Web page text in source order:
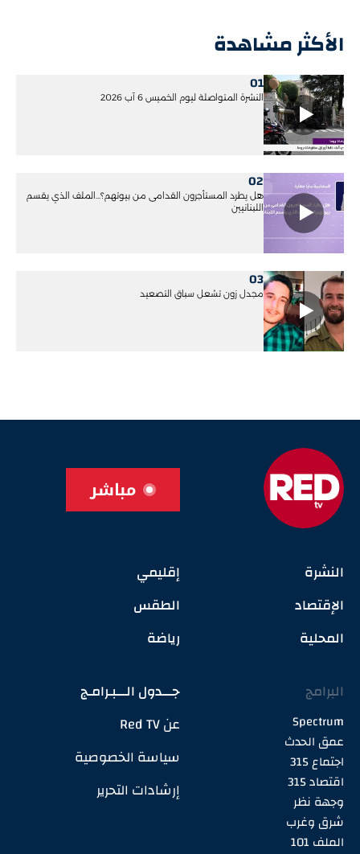
الأكثر مشاهدة
01
النشرة المتواصلة ليوم الخميس 6 آب 2026
02
هل يطرد المستأجرون القدامى من بيوتهم؟...الملف الذي يقسم
اللبنانيين
03
مجدل زون تشعل سباق التصعيد
مباشر
النشرة
الإقتصاد
المحلية
إقليمي
الطقس
رياضة
البرامج
Spectrum
عمق الحدث
اجتماع 315
اقتصاد 315
وجهة نظر
شرق وغرب
الملف 101
جـــدول الـــبـرامـج
عن Red TV
سياسة الخصوصية
إرشادات التحرير